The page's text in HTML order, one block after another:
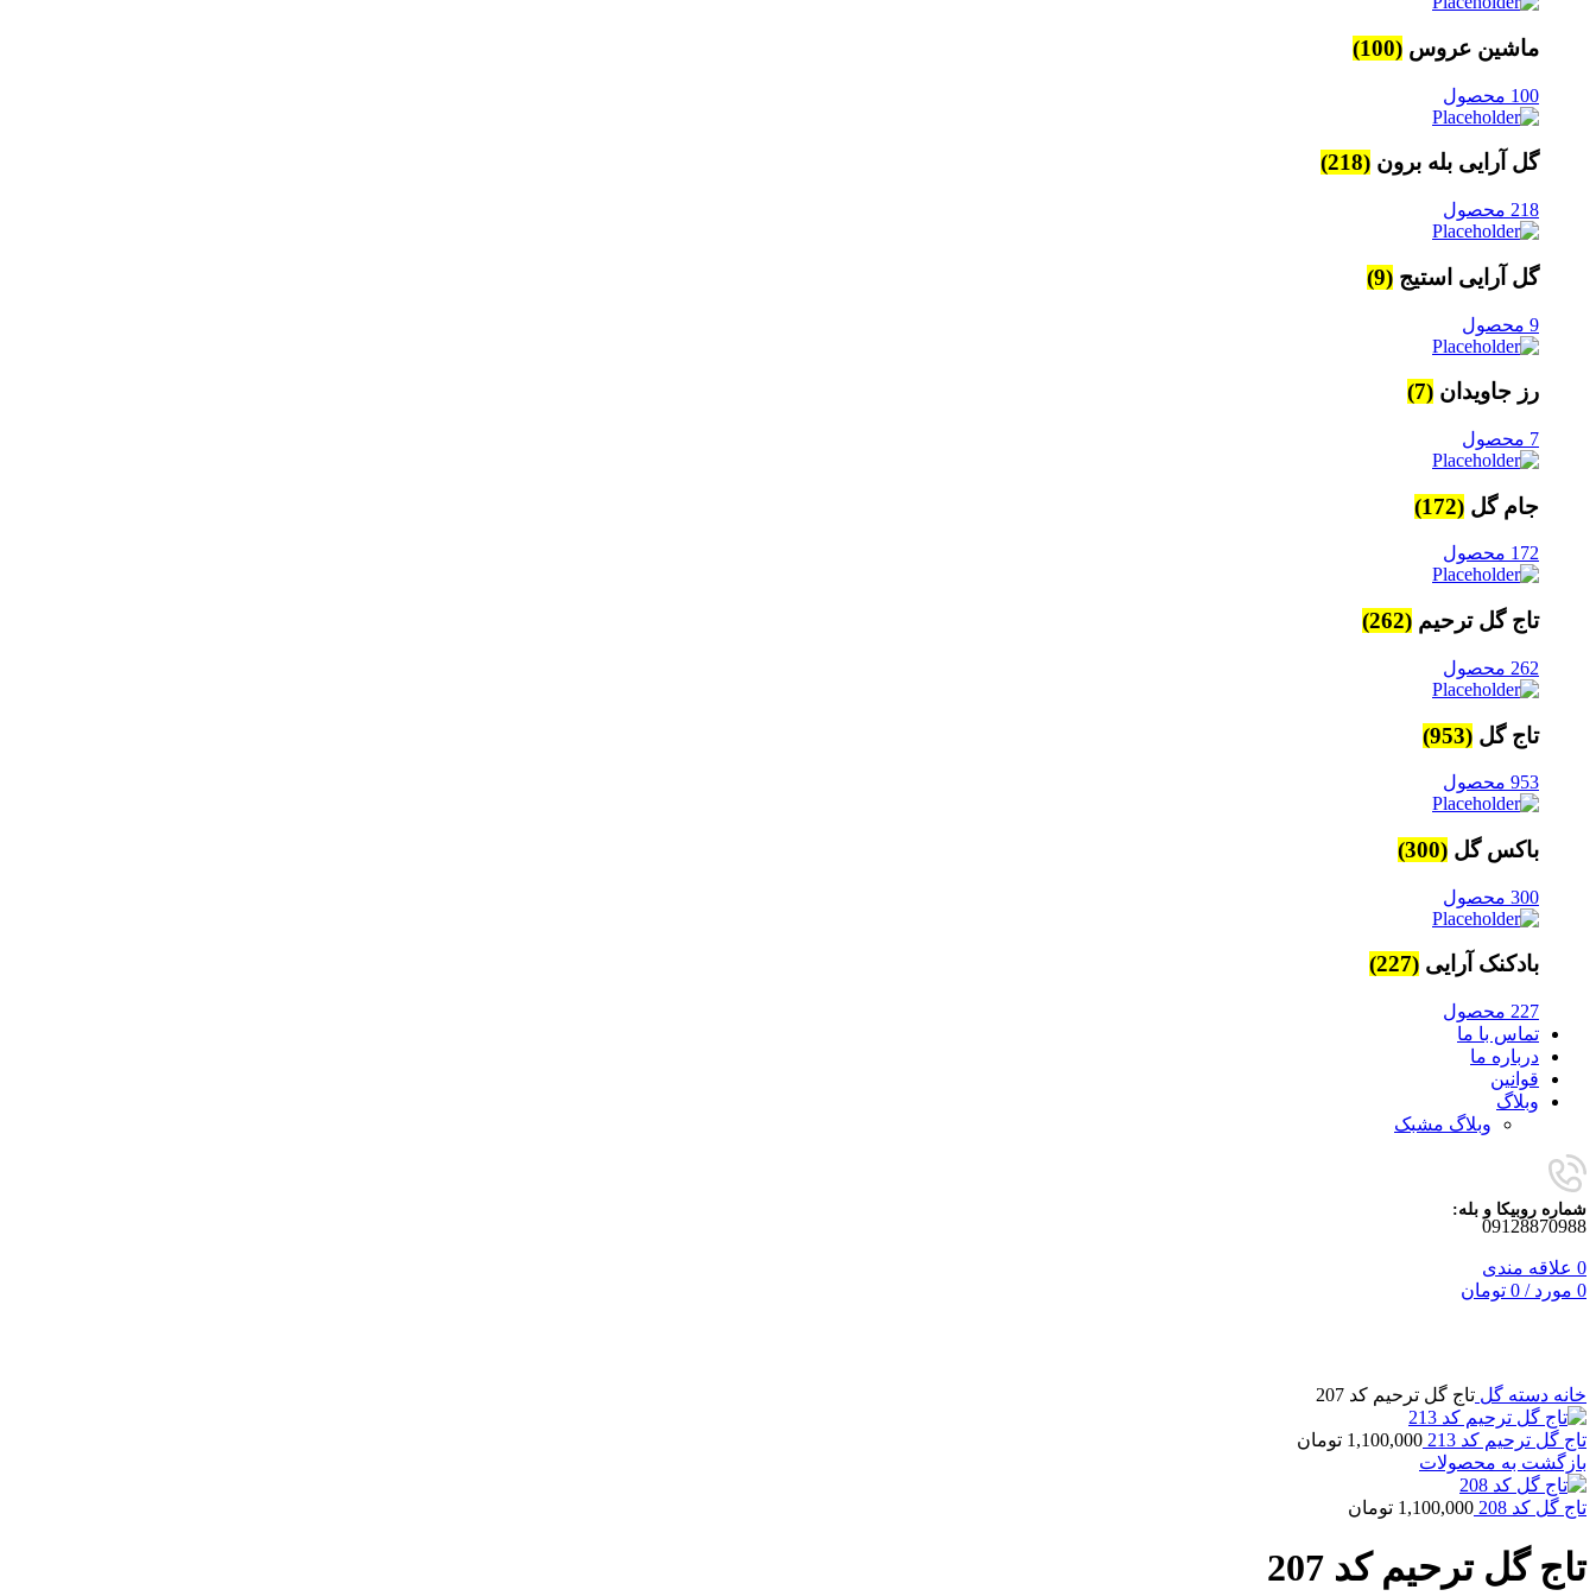
ماشین عروس (100)
100 محصول
گل آرایی بله برون (218)
218 محصول
گل آرایی استیج (9)
9 محصول
رز جاویدان (7)
7 محصول
جام گل (172)
172 محصول
تاج گل ترحیم (262)
262 محصول
تاج گل (953)
953 محصول
باکس گل (300)
300 محصول
بادکنک آرایی (227)
227 محصول
تماس با ما
درباره ما
قوانین
وبلاگ
وبلاگ مشبک
شماره روبیکا و بله:
09128870988
0 علاقه مندی
0 مورد /
0 تومان
خانه دسته گل تاج گل ترحیم کد 207
تاج گل ترحیم کد 213 1,100,000 تومان
بازگشت به محصولات
تاج گل کد 208 1,100,000 تومان
تاج گل ترحیم کد 207